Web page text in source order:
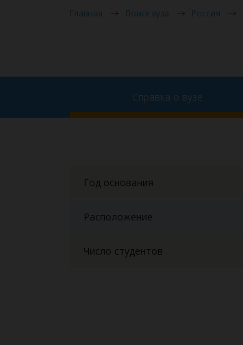
Главная Поиск вуза Россия
Справка о вузе
Год основания
Расположение
Число студентов